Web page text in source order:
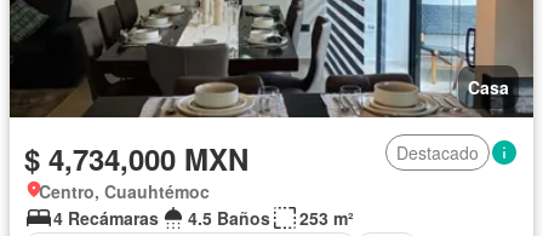
Casa
$ 4,734,000 MXN
Destacado
Centro, Cuauhtémoc
4 Recámaras
4.5 Baños
253 m²